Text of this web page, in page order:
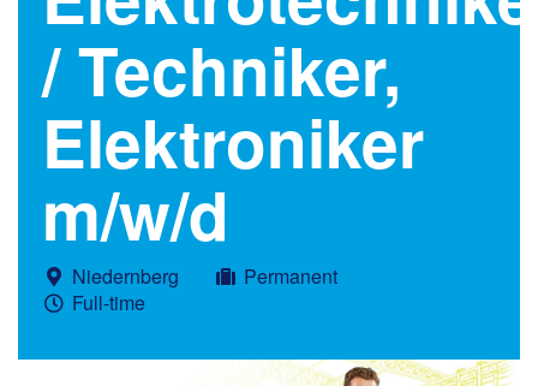
/ Techniker,
Elektroniker
m/w/d
Niedernberg
Permanent
Full-time